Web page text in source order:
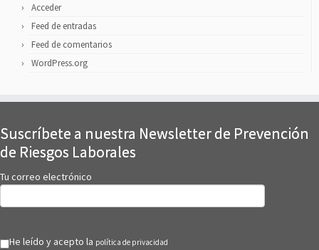
Acceder
Feed de entradas
Feed de comentarios
WordPress.org
Suscríbete a nuestra Newsletter de Prevención
de Riesgos Laborales
Tu correo electrónico
He leído y acepto la política de privacidad